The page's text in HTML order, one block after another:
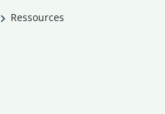
Ressources